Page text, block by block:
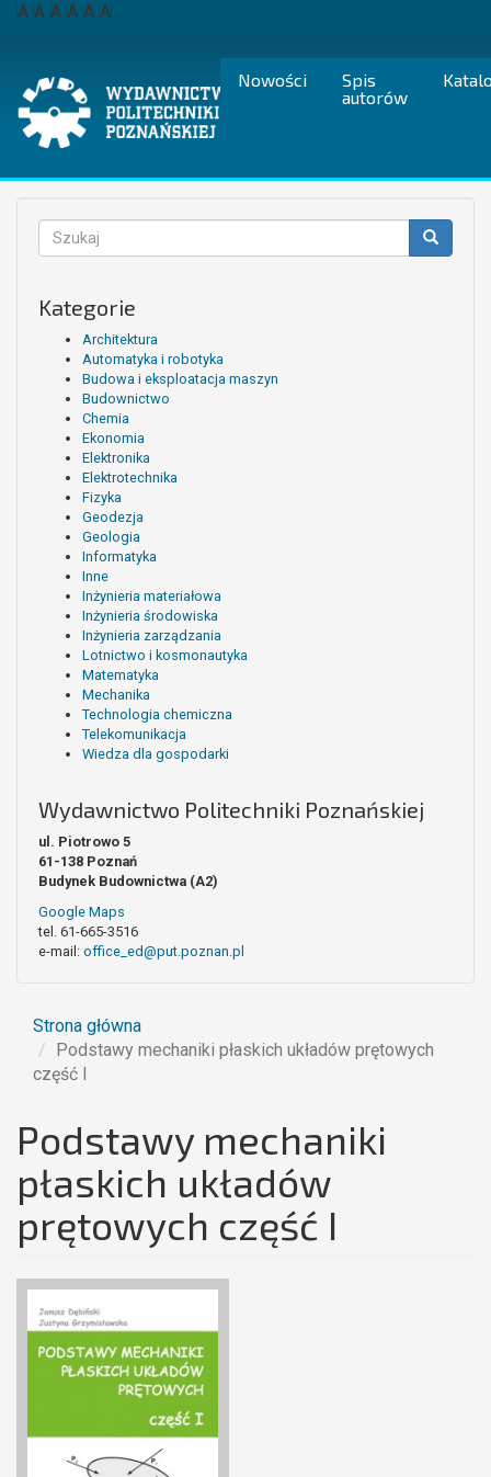
Przejdź
A A A A A A
Nowości
Spis
autorów
Formularz
wyszukiwania
Kategorie
Architektura
Automatyka i robotyka
Budowa i eksploatacja maszyn
Budownictwo
Chemia
Ekonomia
Elektronika
Elektrotechnika
Fizyka
Geodezja
Geologia
Informatyka
Inne
Inżynieria materiałowa
Inżynieria środowiska
Inżynieria zarządzania
Lotnictwo i kosmonautyka
Matematyka
Mechanika
Technologia chemiczna
Telekomunikacja
Wiedza dla gospodarki
Wydawnictwo Politechniki Poznańskiej
ul. Piotrowo 5
61-138 Poznań
Budynek Budownictwa (A2)
Google Maps
tel. 61-665-3516
e-mail: office_ed@put.poznan.pl
Strona główna
Podstawy mechaniki płaskich układów prętowych
część I
Podstawy mechaniki
płaskich układów
prętowych część I